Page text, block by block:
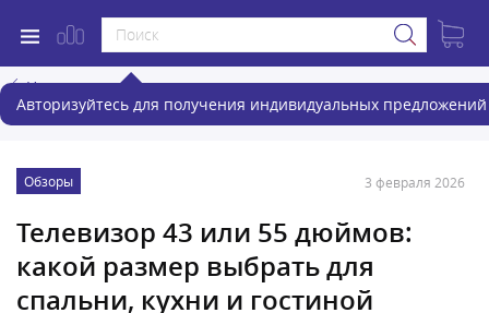
Авторизуйтесь для получения индивидуальных предложений
Назад
Обзоры 3 февраля 2026
Телевизор 43 или 55 дюймов:
какой размер выбрать для
спальни, кухни и гостиной